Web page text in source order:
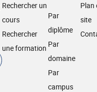
Rechercher un
cours
Rechercher
une formation
Par
diplôme
Par
domaine
Par
campus
Plan
site